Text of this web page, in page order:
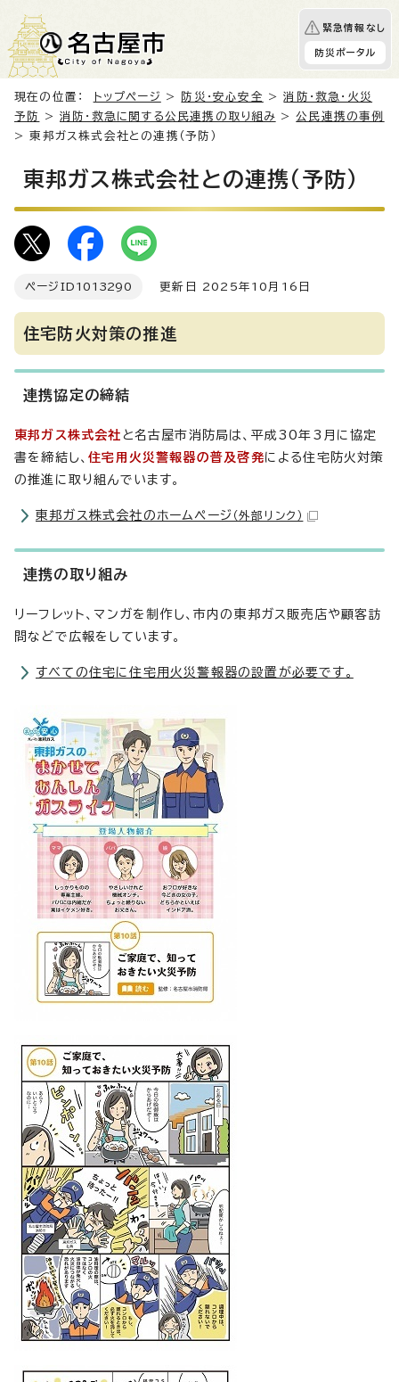
緊急情報なし
防災ポータル
現在の位置： トップページ > 防災・安心安全 >消防・救急・火災
予防
>消防・救急に関する公民連携の取り組み >公民連携の事例
> 東邦ガス株式会社との連携（予防）
東邦ガス株式会社との連携（予防）
ページID 1013290 更新日 2025年10月16日
住宅防火対策の推進
連携協定の締結
東邦ガス株式会社 と名古屋市消防局は、平成30年3月に協定
書を締結し、住宅用火災警報器の普及啓発による住宅防火対策
の推進に取り組んでいます。
東邦ガス株式会社のホームページ （外部リンク）
連携の取り組み
リーフレット、マンガを制作し、市内の東邦ガス販売店や顧客訪
問などで広報をしています。
すべての住宅に住宅用火災警報器の設置が必要です。